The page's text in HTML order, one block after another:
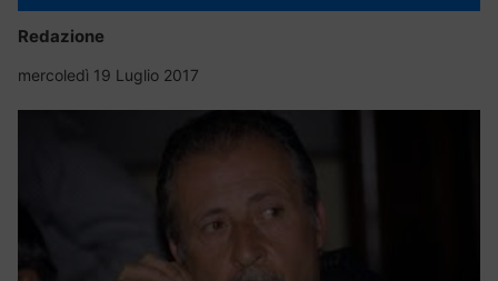
Redazione
mercoledì 19 Luglio 2017